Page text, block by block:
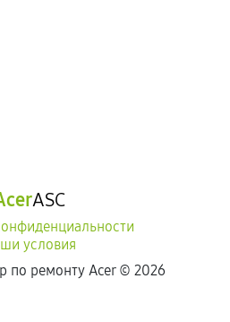
ASC
условия
по ремонту Acer © 2026